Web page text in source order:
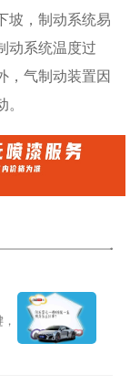
坡，制动系统易
动系统温度过
，气制动装置因